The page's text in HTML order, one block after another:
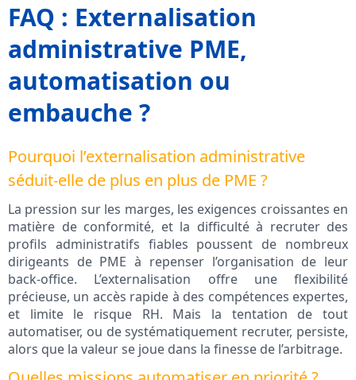
FAQ : Externalisation
administrative PME,
automatisation ou
embauche ?
Pourquoi l’externalisation administrative
séduit-elle de plus en plus de PME ?
La pression sur les marges, les exigences croissantes en
matière de conformité, et la difficulté à recruter des
profils administratifs fiables poussent de nombreux
dirigeants de PME à repenser l’organisation de leur
back-office. L’externalisation offre une flexibilité
précieuse, un accès rapide à des compétences expertes,
et limite le risque RH. Mais la tentation de tout
automatiser, ou de systématiquement recruter, persiste,
alors que la valeur se joue dans la finesse de l’arbitrage.